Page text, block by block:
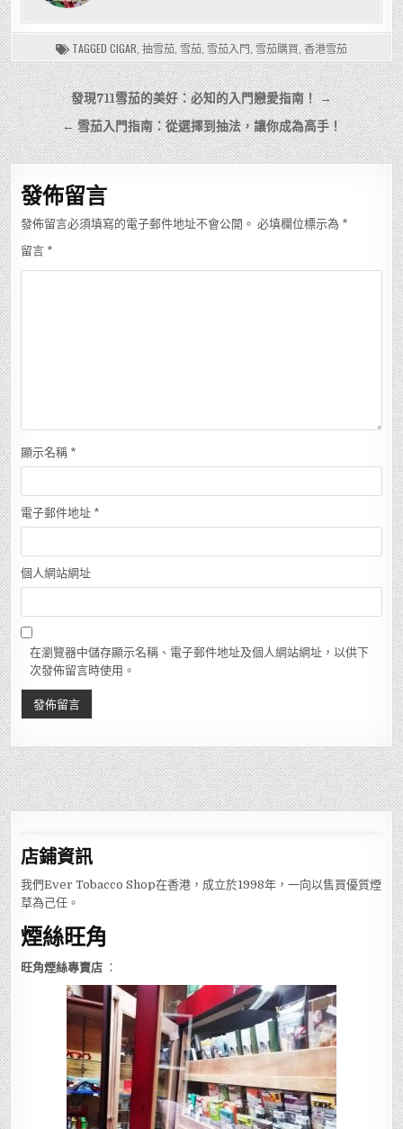
TAGGED CIGAR 抽雪茄 雪茄 雪茄入門 雪茄購買 香港雪茄
文
章
導
覽
發現711雪茄的美好：必知的入門戀愛指南！ →
← 雪茄入門指南：從選擇到抽法，讓你成為高手！
發佈留言
發佈留言必須填寫的電子郵件地址不會公開。 必填欄位標示為 *
留言 *
顯示名稱 *
電子郵件地址 *
個人網站網址
在瀏覽器中儲存顯示名稱、電子郵件地址及個人網站網址，以供下
次發佈留言時使用。
店鋪資訊
我們Ever Tobacco Shop在香港，成立於1998年，一向以售買優質煙
草為己任。
煙絲旺角
旺角煙絲專賣店 ：